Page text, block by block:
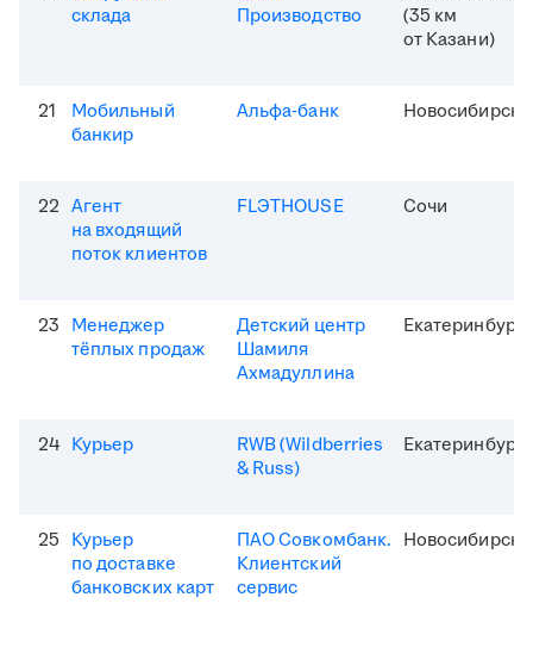
склада
Производство
(35 км
от Казани)
21
Мобильный
банкир
Альфа-банк Новосибирск
22 Агент
на входящий
поток клиентов
FLЭTHOUSE Сочи
23 Менеджер
тёплых продаж
Детский центр
Шамиля
Ахмадуллина
Екатеринбург
24 Курьер
RWB (Wildberries
& Russ)
Екатеринбург
25 Курьер
по доставке
банковских карт
ПАО Совкомбанк.
Клиентский
сервис
Новосибирск